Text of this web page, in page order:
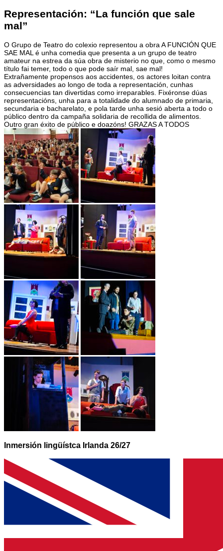
Representación: “La función que sale
mal”
O Grupo de Teatro do colexio representou a obra A FUNCIÓN QUE
SAE MAL é unha comedia que presenta a un grupo de teatro
amateur na estrea da súa obra de misterio no que, como o mesmo
título fai temer, todo o que pode saír mal, sae mal!
Extrañamente propensos aos accidentes, os actores loitan contra
as adversidades ao longo de toda a representación, cunhas
consecuencias tan divertidas como irreparables. Fixéronse dúas
representacións, unha para a totalidade do alumnado de primaria,
secundaria e bacharelato, e pola tarde unha sesió aberta a todo o
público dentro da campaña solidaria de recollida de alimentos.
Outro gran éxito de público e doazóns! GRAZAS A TODOS
Inmersión lingüístca Irlanda 26/27